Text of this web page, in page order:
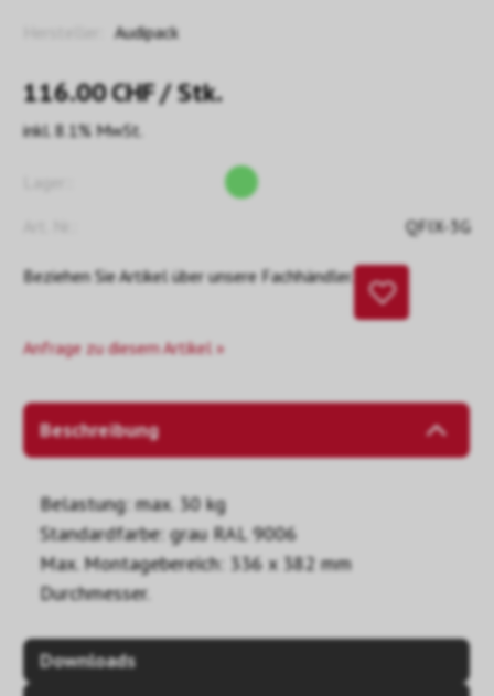
Audipack
116.00CHF/ Stk.
inkl. 8.1% MwSt.
QFIX-3G
Beziehen Sie Artikel über unsere Fachhändler.
Anfrage zu diesem Artikel »
Beschreibung
Belastung: max. 30 kg
Standardfarbe: grau RAL 9006
Max. Montagebereich: 336 x 382 mm
Durchmesser.
Downloads